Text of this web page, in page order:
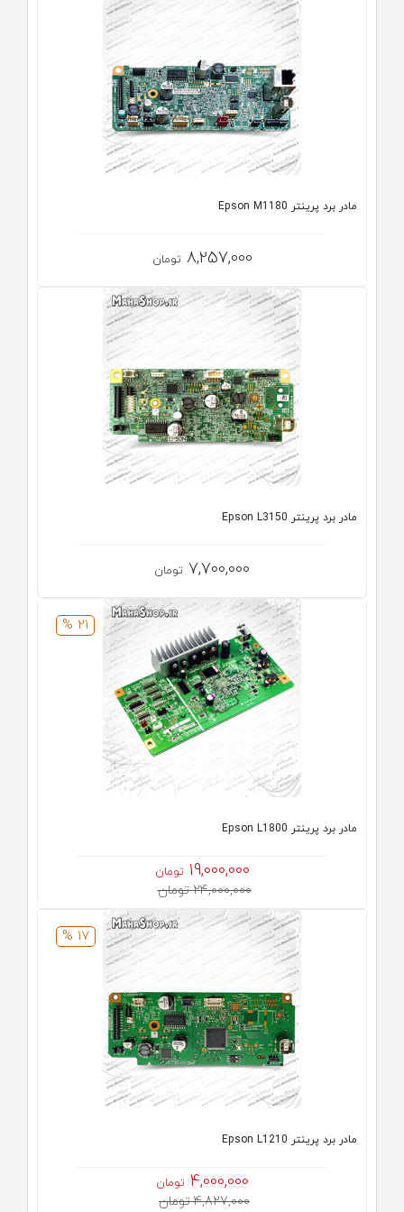
مادر برد پرینتر Epson M1180
8,257,000 تومان
مادر برد پرینتر Epson L3150
7,700,000 تومان
21 %
مادر برد پرینتر Epson L1800
19,000,000 تومان
24,000,000 تومان
17 %
مادر برد پرینتر Epson L1210
4,000,000 تومان
4,827,000 تومان